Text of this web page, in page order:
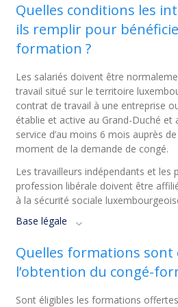
Quelles conditions les
ils remplir pour
formation ?
Les salariés doivent être
travail situé sur le territoire
contrat de travail à une entreprise
établie et active au Grand-Duché et
service d’au moins 6 mois auprès
moment de la demande de congé.
Les travailleurs indépendants et les
profession libérale doivent être
à la sécurité sociale
Base légale
Quelles formations
l’obtention du congé-
Sont éligibles les formations